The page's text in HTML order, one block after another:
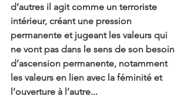
d’autres il agit comme un terroriste
intérieur, créant une pression
permanente et jugeant les valeurs qui
ne vont pas dans le sens de son besoin
d’ascension permanente, notamment
les valeurs en lien avec la féminité et
l’ouverture à l’autre...